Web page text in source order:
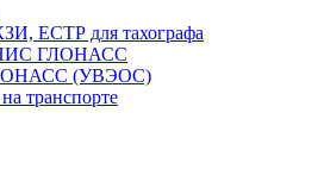
ЕСТР для тахографа
ГЛОНАСС
(УВЭОС)
транспорте